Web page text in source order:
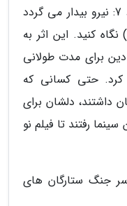
است به فروش جنگ ستارگان اپیزود 7: نیرو بیدار می گردد
(Star Wars: The Force Awakens) نگاه کنید. این اثر به
برای مدت طولانی
حتی کسانی که
داشتند، دلشان برای
رفتند تا فیلم نو
سر جنگ ستارگان های